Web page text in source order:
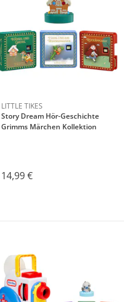
LITTLE TIKES
Story Dream Hör-Geschichte
Grimms Märchen Kollektion
14,99 €